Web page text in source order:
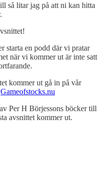
så litar jag på att ni kan hitta
starta en podd där vi pratar
när vi kommer ut är inte satt
kommer ut gå in på vår
Gameofstocks.nu
Per H Börjessons böcker till
avsnittet kommer ut.